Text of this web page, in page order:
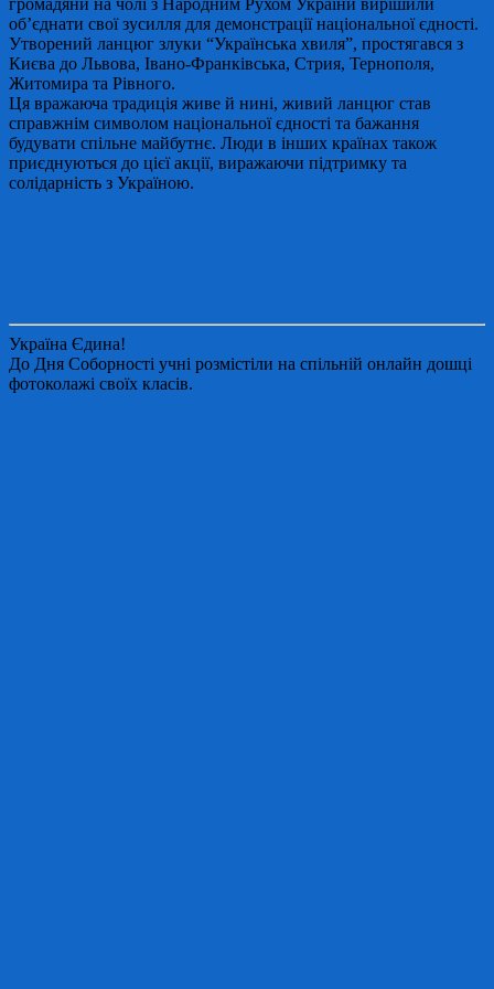
об’єднати свої зусилля для демонстрації національної єдності.
Утворений ланцюг злуки “Українська хвиля”, простягався з
Києва до Львова, Івано-Франківська, Стрия, Тернополя,
Житомира та Рівного.
Ця вражаюча традиція живе й нині, живий ланцюг став
справжнім символом національної єдності та бажання
будувати спільне майбутнє. Люди в інших країнах також
приєднуються до цієї акції, виражаючи підтримку та
солідарність з Україною.
Україна Єдина!
До Дня Соборності учні розмістіли на спільній онлайн дошці
фотоколажі своїх класів.